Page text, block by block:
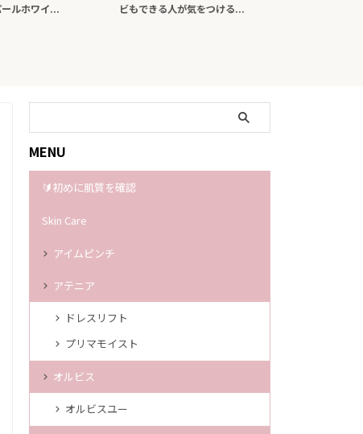
ビもできる人が気をつける...
がある？日焼け止め効...
MENU
🔰初めに肌質を確認
Skin Care
アイムピンチ
アテニア
ドレスリフト
プリマモイスト
オルビス
オルビスユー